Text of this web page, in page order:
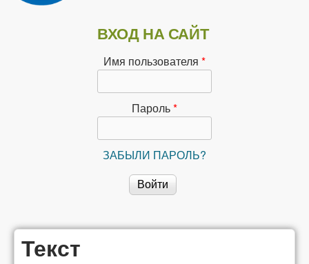
Лаборатория
общей и
сибирской
лексикографии
ВХОД НА САЙТ
Имя пользователя *
Пароль*
ЗАБЫЛИ ПАРОЛЬ?
Текст